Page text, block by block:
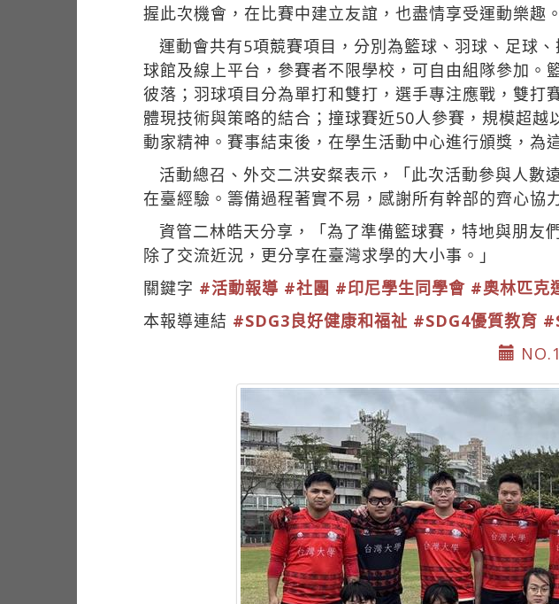
握此次機會，在比賽中建立友誼，也盡情享受運動樂趣。
運動會共有5項競賽項目，分別為籃球、羽球、足球
球館及線上平台，參賽者不限學校，可自由組隊參加
彼落；羽球項目分為單打和雙打，選手專注應戰，雙打
體現技術與策略的結合；撞球賽近50人參賽，規模超
動家精神。賽事結束後，在學生活動中心進行頒獎，為
活動總召、外交二洪安粲表示，「此次活動參與人數
在臺經驗。籌備過程著實不易，感謝所有幹部的齊心協
資管二林皓天分享，「為了準備籃球賽，特地與朋友
除了交流近況，更分享在臺灣求學的大小事。」
關鍵字 #活動報導 #社團 #印尼學生同學會 #奧林匹克
本報導連結 #SDG3良好健康和福祉 #SDG4優質教育